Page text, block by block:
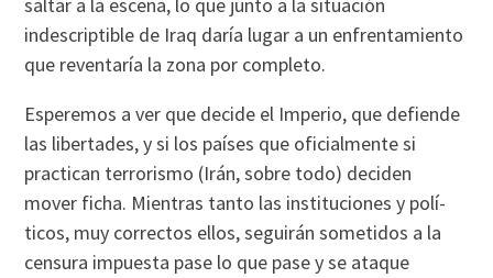
saltar a la escena, lo que junto a la situación
indescriptible de Iraq darí­a lugar a un enfrentamiento
que reventarí­a la zona por completo.
Esperemos a ver que decide el Imperio, que defiende
las libertades, y si los paí­ses que oficialmente si
practican terrorismo (Irán, sobre todo) deciden
mover ficha. Mientras tanto las instituciones y polí­
ticos, muy correctos ellos, seguirán sometidos a la
censura impuesta pase lo que pase y se ataque